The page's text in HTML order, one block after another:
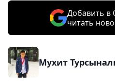
Добавить в
читать
Мухит